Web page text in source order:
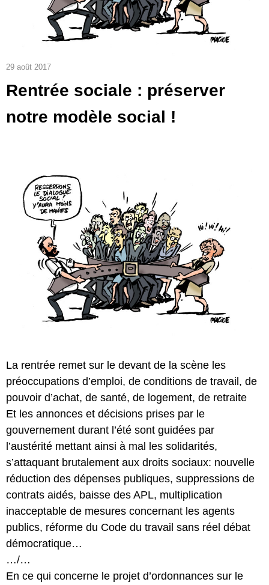
29 août 2017
Rentrée sociale : préserver
notre modèle social !
La rentrée remet sur le devant de la scène les
préoccupations d’emploi, de conditions de travail, de
pouvoir d’achat, de santé, de logement, de retraite
Et les annonces et décisions prises par le
gouvernement durant l’été sont guidées par
l’austérité mettant ainsi à mal les solidarités,
s’attaquant brutalement aux droits sociaux: nouvelle
réduction des dépenses publiques, suppressions de
contrats aidés, baisse des APL, multiplication
inacceptable de mesures concernant les agents
publics, réforme du Code du travail sans réel débat
démocratique…
…/…
En ce qui concerne le projet d’ordonnances sur le